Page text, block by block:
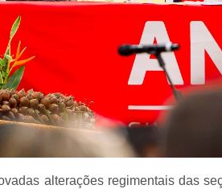
alterações regimentais das